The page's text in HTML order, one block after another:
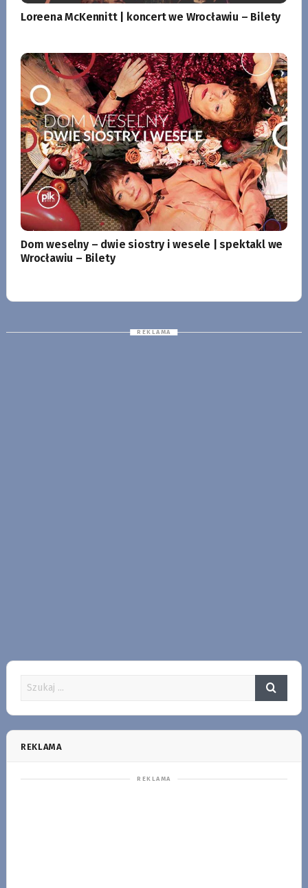
Loreena McKennitt | koncert we Wrocławiu – Bilety
Dom weselny – dwie siostry i wesele | spektakl we
Wrocławiu – Bilety
REKLAMA